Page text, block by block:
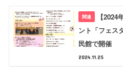
【
ント「フェス
民館で開催
2024.11.25